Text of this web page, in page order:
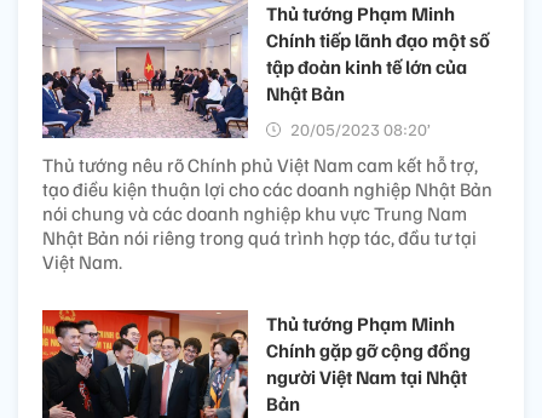
Thủ tướng Phạm Minh
Chính tiếp lãnh đạo một số
tập đoàn kinh tế lớn của
Nhật Bản
20/05/2023 08:20’
Thủ tướng nêu rõ Chính phủ Việt Nam cam kết hỗ trợ,
tạo điều kiện thuận lợi cho các doanh nghiệp Nhật Bản
nói chung và các doanh nghiệp khu vực Trung Nam
Nhật Bản nói riêng trong quá trình hợp tác, đầu tư tại
Việt Nam.
Thủ tướng Phạm Minh
Chính gặp gỡ cộng đồng
người Việt Nam tại Nhật
Bản